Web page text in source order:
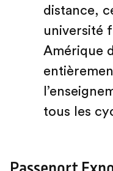
distance,
université
Amérique
tous les